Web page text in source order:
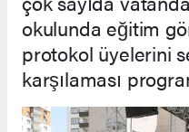
okulunda eğitim
protokol üyelerini
karşılaması